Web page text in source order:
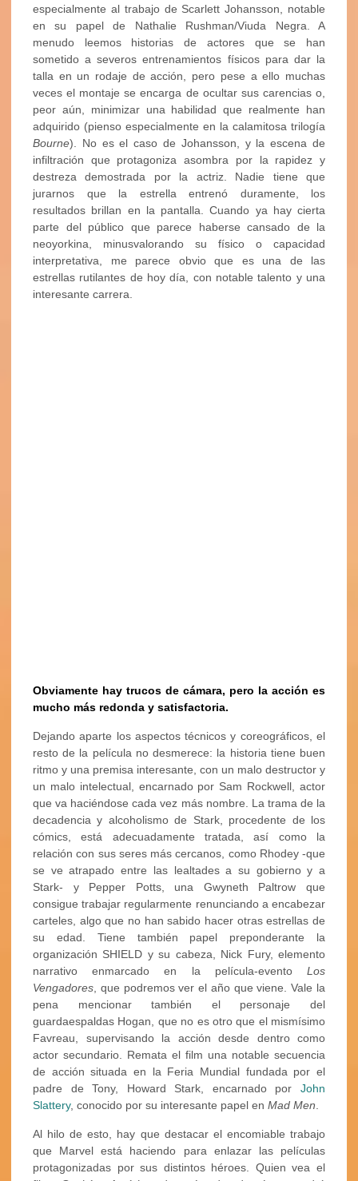
especialmente al trabajo de Scarlett Johansson, notable
en su papel de Nathalie Rushman/Viuda Negra. A
menudo leemos historias de actores que se han
sometido a severos entrenamientos físicos para dar la
talla en un rodaje de acción, pero pese a ello muchas
veces el montaje se encarga de ocultar sus carencias o,
peor aún, minimizar una habilidad que realmente han
adquirido (pienso especialmente en la calamitosa trilogía
Bourne). No es el caso de Johansson, y la escena de
infiltración que protagoniza asombra por la rapidez y
destreza demostrada por la actriz. Nadie tiene que
jurarnos que la estrella entrenó duramente, los
resultados brillan en la pantalla. Cuando ya hay cierta
parte del público que parece haberse cansado de la
neoyorkina, minusvalorando su físico o capacidad
interpretativa, me parece obvio que es una de las
estrellas rutilantes de hoy día, con notable talento y una
interesante carrera.
Obviamente hay trucos de cámara, pero la acción es
mucho más redonda y satisfactoria.
Dejando aparte los aspectos técnicos y coreográficos, el
resto de la película no desmerece: la historia tiene buen
ritmo y una premisa interesante, con un malo destructor y
un malo intelectual, encarnado por Sam Rockwell, actor
que va haciéndose cada vez más nombre. La trama de la
decadencia y alcoholismo de Stark, procedente de los
cómics, está adecuadamente tratada, así como la
relación con sus seres más cercanos, como Rhodey -que
se ve atrapado entre las lealtades a su gobierno y a
Stark- y Pepper Potts, una Gwyneth Paltrow que
consigue trabajar regularmente renunciando a encabezar
carteles, algo que no han sabido hacer otras estrellas de
su edad. Tiene también papel preponderante la
organización SHIELD y su cabeza, Nick Fury, elemento
narrativo enmarcado en la película-evento Los
Vengadores, que podremos ver el año que viene. Vale la
pena mencionar también el personaje del
guardaespaldas Hogan, que no es otro que el mismísimo
Favreau, supervisando la acción desde dentro como
actor secundario. Remata el film una notable secuencia
de acción situada en la Feria Mundial fundada por el
padre de Tony, Howard Stark, encarnado por John
Slattery, conocido por su interesante papel en Mad Men.
Al hilo de esto, hay que destacar el encomiable trabajo
que Marvel está haciendo para enlazar las películas
protagonizadas por sus distintos héroes. Quien vea el